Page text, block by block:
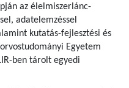
az élelmiszerlánc-
adatelemzéssel
kutatás-fejlesztési és
Egyetem
ben tárolt egyedi